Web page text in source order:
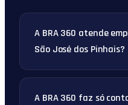
A BRA 360 atende
São José dos Pinhais?
A BRA 360 faz só